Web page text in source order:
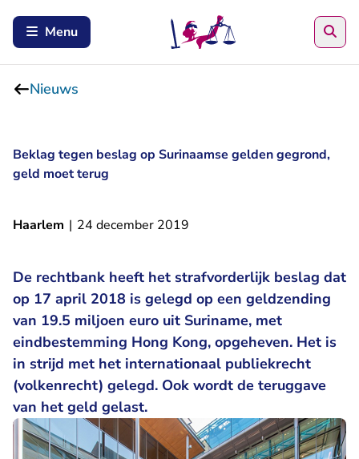
Menu
Nieuws
Beklag tegen beslag op Surinaamse gelden gegrond,
geld moet terug
Haarlem | 24 december 2019
De rechtbank heeft het strafvorderlijk beslag dat
op 17 april 2018 is gelegd op een geldzending
van 19.5 miljoen euro uit Suriname, met
eindbestemming Hong Kong, opgeheven. Het is
in strijd met het internationaal publiekrecht
(volkenrecht) gelegd. Ook wordt de teruggave
van het geld gelast.